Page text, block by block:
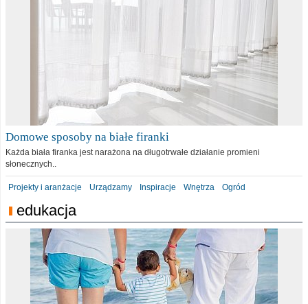
Domowe sposoby na białe firanki
Każda biała firanka jest narażona na długotrwałe działanie promieni
słonecznych..
Projekty i aranżacje Urządzamy Inspiracje Wnętrza Ogród
edukacja